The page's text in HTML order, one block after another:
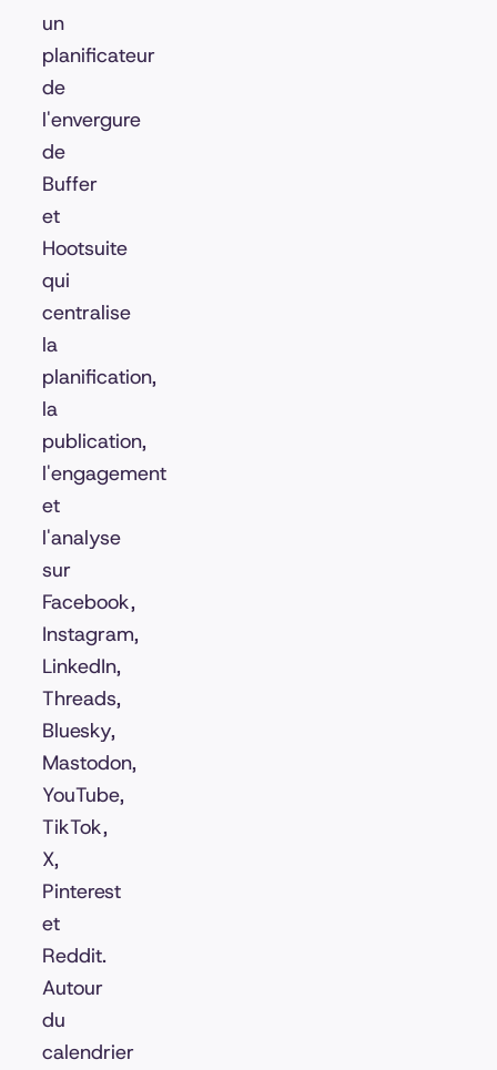
un
planificateur
de
l'envergure
de
Buffer
et
Hootsuite
qui
centralise
la
planification,
la
publication,
l'engagement
et
l'analyse
sur
Facebook,
Instagram,
LinkedIn,
Threads,
Bluesky,
Mastodon,
YouTube,
TikTok,
X,
Pinterest
et
Reddit.
Autour
du
calendrier